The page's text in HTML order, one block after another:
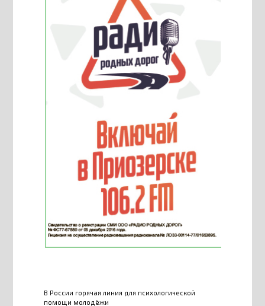
В России горячая линия для психологической
помощи молодёжи